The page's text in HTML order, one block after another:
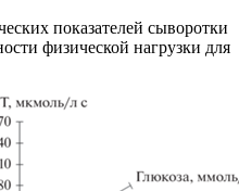
показателей сыворотки
физической нагрузки для